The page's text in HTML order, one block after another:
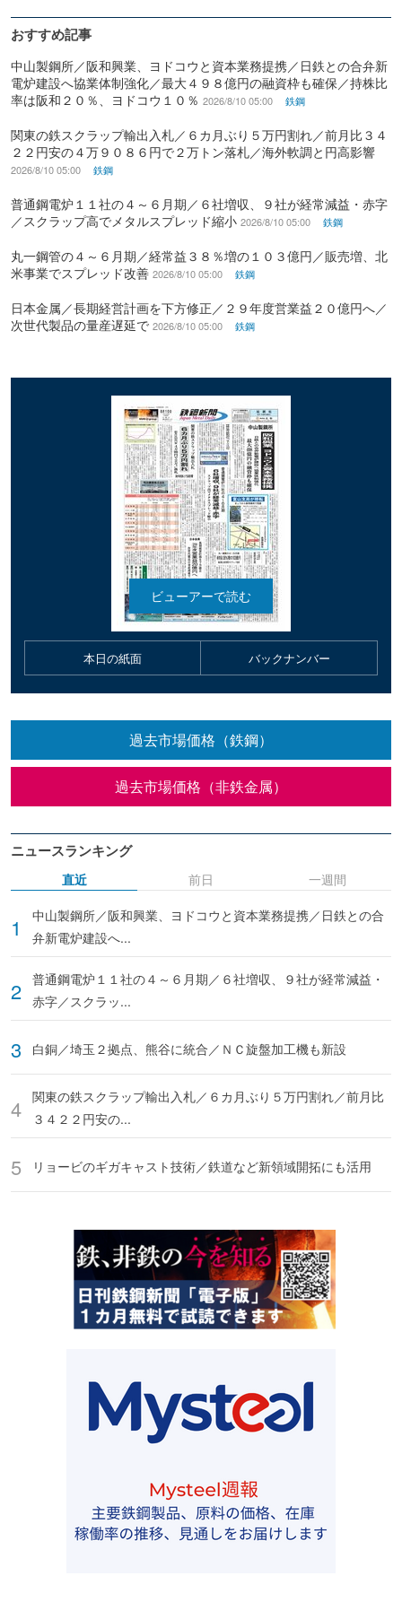
おすすめ記事
中山製鋼所／阪和興業、ヨドコウと資本業務提携／日鉄との合弁新
電炉建設へ協業体制強化／最大４９８億円の融資枠も確保／持株比
率は阪和２０％、ヨドコウ１０％ 2026/8/10 05:00 鉄鋼
関東の鉄スクラップ輸出入札／６カ月ぶり５万円割れ／前月比３４
２２円安の４万９０８６円で２万トン落札／海外軟調と円高影響
2026/8/10 05:00 鉄鋼
普通鋼電炉１１社の４～６月期／６社増収、９社が経常減益・赤字
／スクラップ高でメタルスプレッド縮小 2026/8/10 05:00 鉄鋼
丸一鋼管の４～６月期／経常益３８％増の１０３億円／販売増、北
米事業でスプレッド改善 2026/8/10 05:00 鉄鋼
日本金属／長期経営計画を下方修正／２９年度営業益２０億円へ／
次世代製品の量産遅延で 2026/8/10 05:00 鉄鋼
本日の紙面 バックナンバー
過去市場価格（鉄鋼）
過去市場価格（非鉄金属）
ニュースランキング
直近
中山製鋼所／阪和興業、ヨドコウと資本業務提携／日鉄との合
弁新電炉建設へ...
普通鋼電炉１１社の４～６月期／６社増収、９社が経常減益・
赤字／スクラッ...
白銅／埼玉２拠点、熊谷に統合／ＮＣ旋盤加工機も新設
関東の鉄スクラップ輸出入札／６カ月ぶり５万円割れ／前月比
３４２２円安の...
リョービのギガキャスト技術／鉄道など新領域開拓にも活用
前日 一週間